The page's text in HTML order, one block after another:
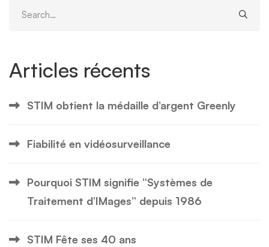
Articles récents
STIM obtient la médaille d’argent Greenly
Fiabilité en vidéosurveillance
Pourquoi STIM signifie “Systèmes de
Traitement d’IMages” depuis 1986
STIM Fête ses 40 ans